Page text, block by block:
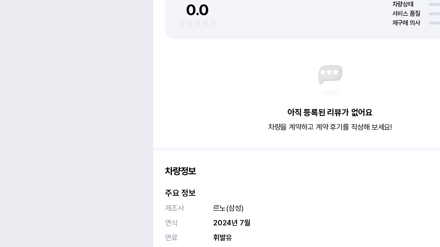
0.0
차량상태
서비스 품질
재구매 의사
아직 등록된 리뷰가 없어요
차량을 계약하고 계약 후기를 작성해 보세요!
차량정보
주요 정보
제조사
르노(삼성)
연식
2024년 7월
연료
휘발유